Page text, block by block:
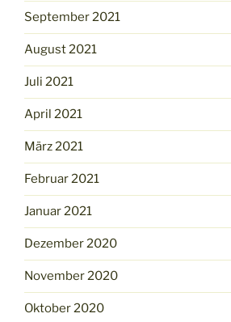
September 2021
August 2021
Juli 2021
April 2021
März 2021
Februar 2021
Januar 2021
Dezember 2020
November 2020
Oktober 2020